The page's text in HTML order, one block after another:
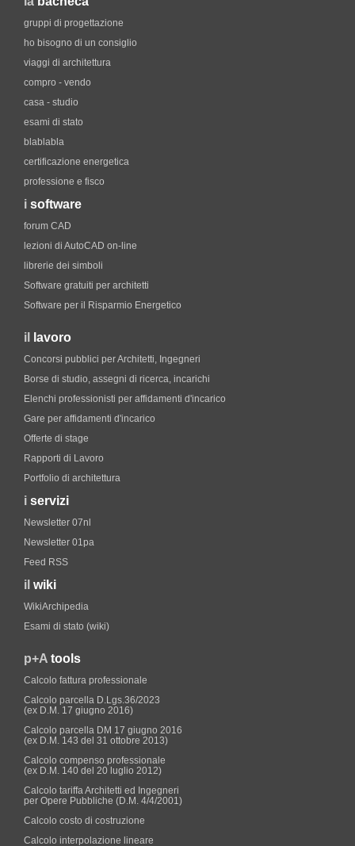
gruppi di progettazione
ho bisogno di un consiglio
viaggi di architettura
compro - vendo
casa - studio
esami di stato
blablabla
certificazione energetica
professione e fisco
i software
forum CAD
lezioni di AutoCAD on-line
librerie dei simboli
Software gratuiti per architetti
Software per il Risparmio Energetico
il lavoro
Concorsi pubblici per Architetti, Ingegneri
Borse di studio, assegni di ricerca, incarichi
Elenchi professionisti per affidamenti d'incarico
Gare per affidamenti d'incarico
Offerte di stage
Rapporti di Lavoro
Portfolio di architettura
i servizi
Newsletter 07nl
Newsletter 01pa
Feed RSS
il wiki
WikiArchipedia
Esami di stato (wiki)
p+A tools
Calcolo fattura professionale
Calcolo parcella D.Lgs.36/2023
(ex D.M. 17 giugno 2016)
Calcolo parcella DM 17 giugno 2016
(ex D.M. 143 del 31 ottobre 2013)
Calcolo compenso professionale
(ex D.M. 140 del 20 luglio 2012)
Calcolo tariffa Architetti ed Ingegneri
per Opere Pubbliche (D.M. 4/4/2001)
Calcolo costo di costruzione
Calcolo interpolazione lineare